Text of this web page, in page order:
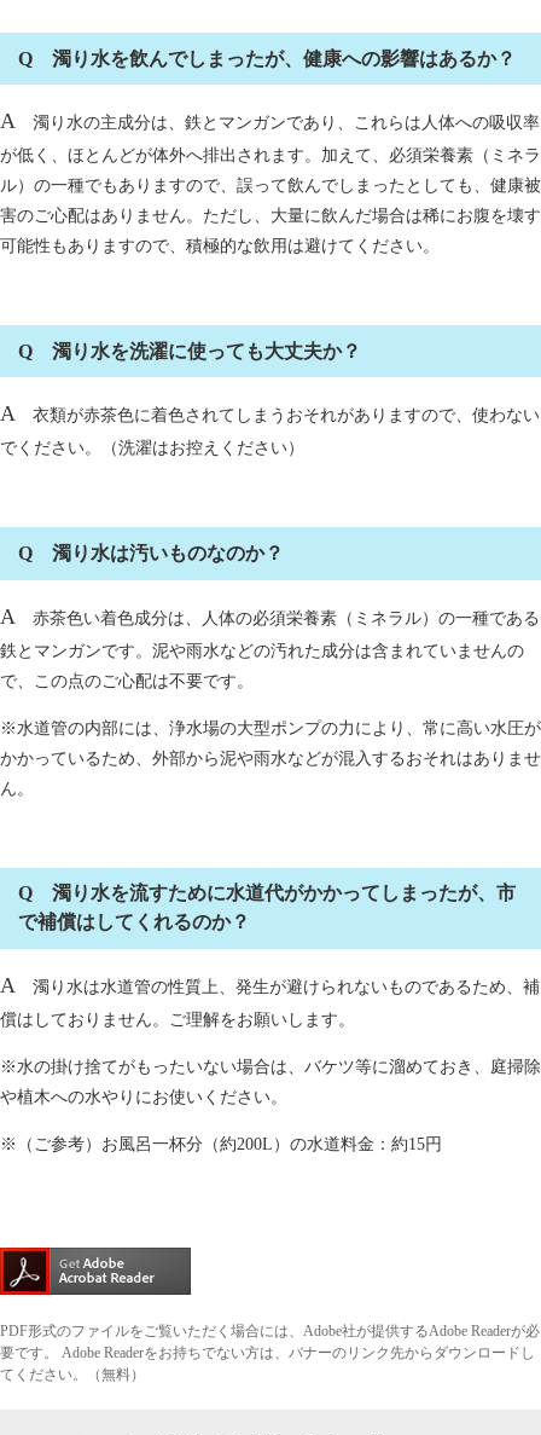
Q 濁り水を飲んでしまったが、健康への影響はあるか？
A 濁り水の主成分は、鉄とマンガンであり、これらは人体への吸収率
が低く、ほとんどが体外へ排出されます。加えて、必須栄養素（ミネラ
ル）の一種でもありますので、誤って飲んでしまったとしても、健康被
害のご心配はありません。ただし、大量に飲んだ場合は稀にお腹を壊す
可能性もありますので、積極的な飲用は避けてください。
Q 濁り水を洗濯に使っても大丈夫か？
A 衣類が赤茶色に着色されてしまうおそれがありますので、使わない
でください。（洗濯はお控えください）
Q 濁り水は汚いものなのか？
A
赤茶色い着色成分は、人体の必須栄養素（ミネラル）の一種である
鉄とマンガンです。泥や雨水などの汚れた成分は含まれていませんの
で、この点のご心配は不要です。
※水道管の内部には、浄水場の大型ポンプの力により、常に高い水圧が
かかっているため、外部から泥や雨水などが混入するおそれはありませ
ん。
Q 濁り水を流すために水道代がかかってしまったが、市
で補償はしてくれるのか？
A
濁り水は水道管の性質上、発生が避けられないものであるため、補
償はしておりません。ご理解をお願いします。
※水の掛け捨てがもったいない場合は、バケツ等に溜めておき、庭掃除
や植木への水やりにお使いください。
※（ご参考）お風呂一杯分（約200L）の水道料金：約15円
PDF形式のファイルをご覧いただく場合には、Adobe社が提供するAdobe Readerが必
要です。
Adobe Readerをお持ちでない方は、バナーのリンク先からダウンロードし
てください。（無料）